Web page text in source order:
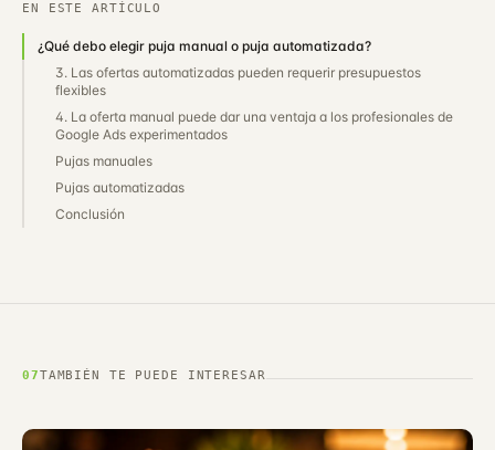
EN ESTE ARTÍCULO
¿Qué debo elegir puja manual o puja automatizada?
3. Las ofertas automatizadas pueden requerir presupuestos
flexibles
4. La oferta manual puede dar una ventaja a los profesionales de
Google Ads experimentados
Pujas manuales
Pujas automatizadas
Conclusión
07TAMBIÉN TE PUEDE INTERESAR